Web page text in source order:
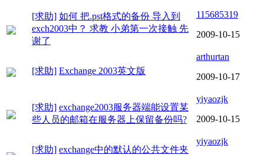
[求助] 如何 把.pst格式的备份 导入到
exch2003中？ 求教 小弟第一次接触 先
谢了
115685319
2009-10-15
[求助] Exchange 2003英文版
arthurtan
2009-10-17
[求助] exchange2003服务器端能设置某
些人员的邮箱在服务器上保留备份吗?
yiyaozjk
2009-10-15
[求助] exchange中的默认的公共文件夹
yiyaozjk